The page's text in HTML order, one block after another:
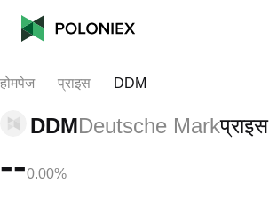
होमपेज प्राइस DDM
DDMDeutsche Markप्राइस
--0.00%